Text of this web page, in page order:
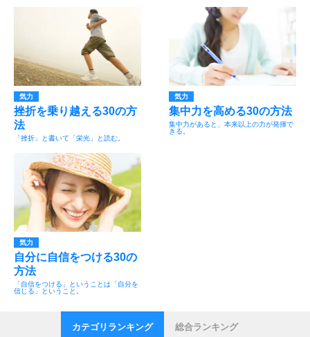
気力
挫折を乗り越える30の方
法
「挫折」と書いて「栄光」と読む。
気力
集中力を高める30の方法
集中力があると、本来以上の力が発揮で
きる。
気力
自分に自信をつける30の
方法
「自信をつける」ということは「自分を
信じる」ということ。
カテゴリランキング 総合ランキング